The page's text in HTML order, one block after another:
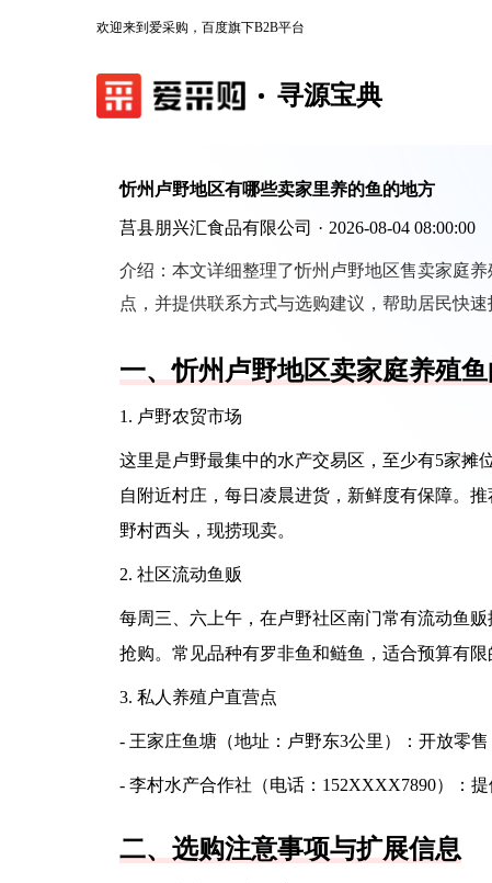
欢迎来到爱采购，百度旗下B2B平台
寻源宝典
忻州卢野地区有哪些卖家里养的鱼的地方
莒县朋兴汇食品有限公司 · 2026-08-04 08:00:00
介绍： 本文详细整理了忻州卢野地区售卖家庭
点，并提供联系方式与选购建议，帮助居民快速
一、忻州卢野地区卖家庭养殖
1. 卢野农贸市场
这里是卢野最集中的水产交易区，至少有5家摊
自附近村庄，每日凌晨进货，新鲜度有保障。
野村西头，现捞现卖。
2. 社区流动鱼贩
每周三、六上午，在卢野社区南门常有流动鱼
抢购。常见品种有罗非鱼和鲢鱼，适合预算有限
3. 私人养殖户直营点
- 王家庄鱼塘（地址：卢野东3公里）：开放零
- 李村水产合作社（电话：152XXXX7890）：
二、选购注意事项与扩展信息